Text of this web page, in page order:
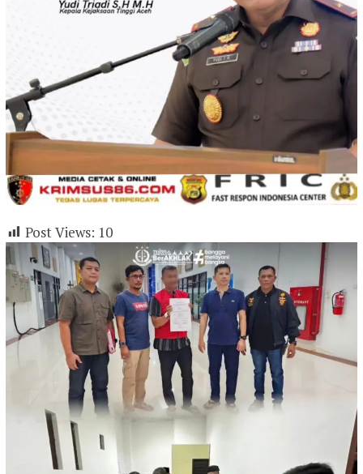
Post Views: 10